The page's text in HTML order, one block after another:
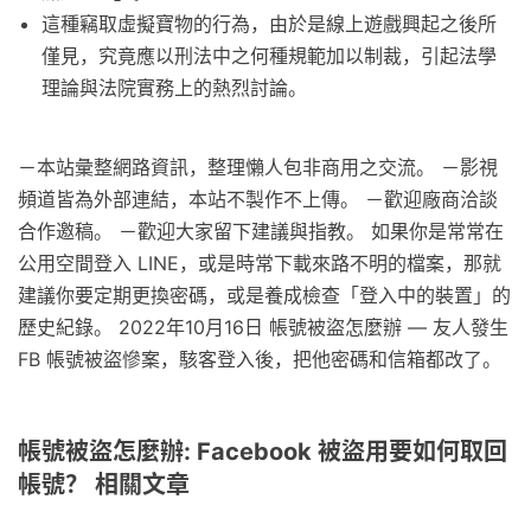
這種竊取虛擬寶物的行為，由於是線上遊戲興起之後所
僅見，究竟應以刑法中之何種規範加以制裁，引起法學
理論與法院實務上的熱烈討論。
－本站彙整網路資訊，整理懶人包非商用之交流。 －影視
頻道皆為外部連結，本站不製作不上傳。 －歡迎廠商洽談
合作邀稿。 －歡迎大家留下建議與指教。 如果你是常常在
公用空間登入 LINE，或是時常下載來路不明的檔案，那就
建議你要定期更換密碼，或是養成檢查「登入中的裝置」的
歷史紀錄。 2022年10月16日 帳號被盜怎麼辦 — 友人發生
FB 帳號被盜慘案，駭客登入後，把他密碼和信箱都改了。
帳號被盜怎麼辦: Facebook 被盜用要如何取回
帳號？ 相關文章